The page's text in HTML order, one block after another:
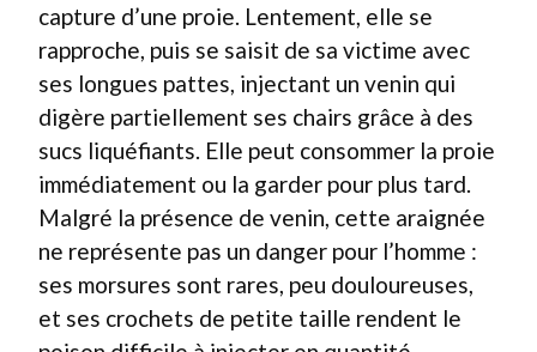
capture d’une proie. Lentement, elle se
rapproche, puis se saisit de sa victime avec
ses longues pattes, injectant un venin qui
digère partiellement ses chairs grâce à des
sucs liquéfiants. Elle peut consommer la proie
immédiatement ou la garder pour plus tard.
Malgré la présence de venin, cette araignée
ne représente pas un danger pour l’homme :
ses morsures sont rares, peu douloureuses,
et ses crochets de petite taille rendent le